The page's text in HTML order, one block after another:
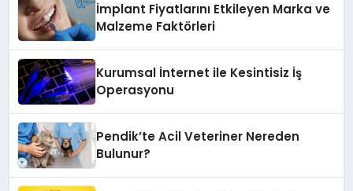
İmplant Fiyatlarını Etkileyen Marka ve
Malzeme Faktörleri
Kurumsal İnternet ile Kesintisiz İş
Operasyonu
Pendik’te Acil Veteriner Nereden
Bulunur?